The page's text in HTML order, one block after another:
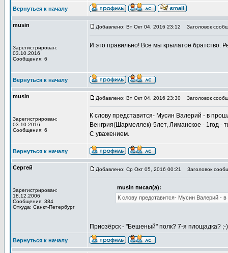
Вернуться к началу
musin
Зарегистрирован:
03.10.2016
Сообщения: 6
Добавлено: Вт Окт 04, 2016 23:12 Заголовок
И это правильно! Все мы крылатое братство.
Вернуться к началу
musin
Зарегистрирован:
03.10.2016
Сообщения: 6
Добавлено: Вт Окт 04, 2016 23:30 Заголовок
К слову представится- Мусин Валерий - в
Венгрия(Шармеллек)-5лет, Лиманское - 1год -
С уважением.
Вернуться к началу
Сергей
Зарегистрирован:
18.12.2006
Сообщения: 384
Откуда: Санкт-Петербург
Добавлено: Ср Окт 05, 2016 00:21 Заголовок
musin писал(а):
К слову представится- Мусин Валерий -
Приозёрск - "Бешеный" полк? 7-я площадка?
Вернуться к началу